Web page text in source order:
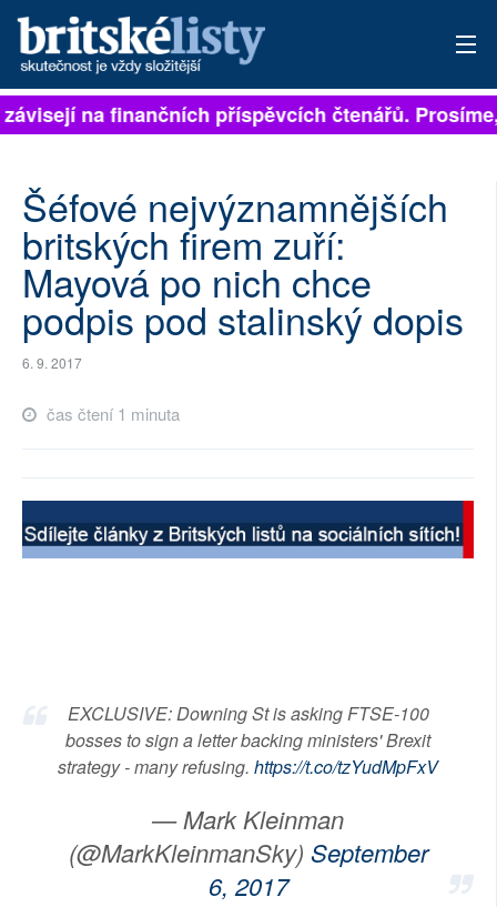
PŘIHLÁSIT
ARCHIV
ROZHOVORY
TÉMATA
NEJČTENĚJŠÍ ZA 7 DNÍ
AUTOŘI
SOCIÁLNÍ SÍTĚ
na finančních příspěvcích čtenářů.
Šéfové nejvýznamnějších
britských firem zuří:
Mayová po nich chce
podpis pod stalinský dopis
6. 9. 2017
čas čtení 1 minuta
EXCLUSIVE: Downing St is asking FTSE-100
bosses to sign a letter backing ministers' Brexit
strategy - many refusing. https://t.co/tzYudMpFxV
— Mark Kleinman
(@MarkKleinmanSky) September
6, 2017